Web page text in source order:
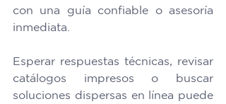
con una guía confiable o asesoría
inmediata.
Esperar respuestas técnicas, revisar
catálogos impresos o buscar
soluciones dispersas en línea puede